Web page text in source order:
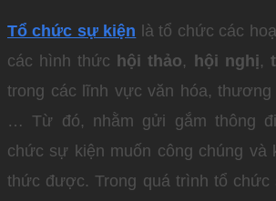
Tổ chức sự kiện là tổ chức các
các hình thức hội thảo, hội nghị,
trong các lĩnh vực văn hóa, thương
… Từ đó, nhằm gửi gắm thông
chức sự kiện muốn công chúng và
thức được. Trong quá trình tổ chức